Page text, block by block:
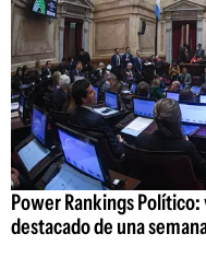
Power Rankings
destacado de una